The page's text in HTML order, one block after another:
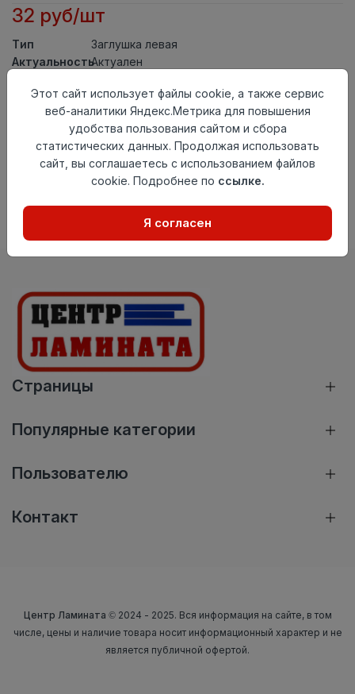
32 руб/шт
Тип
Заглушка левая
АктуальностьАктуален
Осталось161 шт
Добавить в корзину
Внимание! Внешний вид товара может отличаться от
представленного на настоящем сайте. Проверяйте
в момент приобретения товара.
Страницы
Популярные категории
Пользователю
Контакт
Центр Ламината © 2024 - 2025. Вся информация на сайте, в том
числе, цены и наличие товара носит информационный характер и не
является публичной офертой.
Этот сайт использует файлы cookie, а также сервис
веб-аналитики Яндекс.Метрика для повышения
удобства пользования сайтом и сбора
статистических данных. Продолжая использовать
сайт, вы соглашаетесь с использованием файлов
cookie. Подробнее по ссылке.
Я согласен